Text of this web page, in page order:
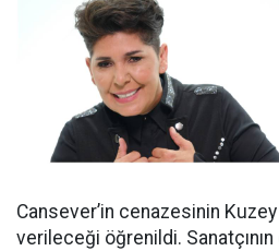
Cansever’in cenazesinin
verileceği öğrenildi.